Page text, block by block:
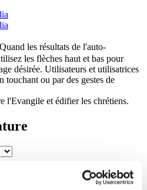
Quand les résultats de l'auto-
les flèches haut et bas pour
désirée. Utilisateurs et utilisatrices
touchant ou par des gestes de
l'Evangile et édifier les chrétiens.